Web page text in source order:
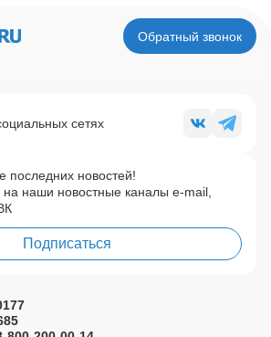
Обратный звонок
последних новостей!
наши новостные каналы e-mail,
Подписаться
сетях